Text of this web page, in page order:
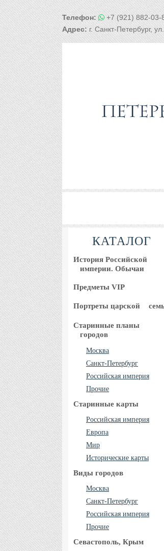
Телефон: +7 (921) 882-
Адрес:г. Санкт-Петербург,
КАТАЛОГ
История Российской
империи. Обычаи
Предметы VIP
Портреты царской
Старинные планы
городов
Москва
Санкт-Петербург
Российская империя
Прочие
Старинные карты
Российская империя
Европа
Мир
Исторические карты
Виды городов
Москва
Санкт-Петербург
Российская империя
Прочие
Севастополь, Крым